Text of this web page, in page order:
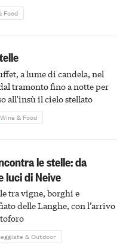
Food
a lume di candela, nel
tramonto fino a notte per
all'insù il cielo stellato
Wine & Food
le stelle: da
luci di Neive
tra vigne, borghi e
delle Langhe, con l’arrivo
& Outdoor